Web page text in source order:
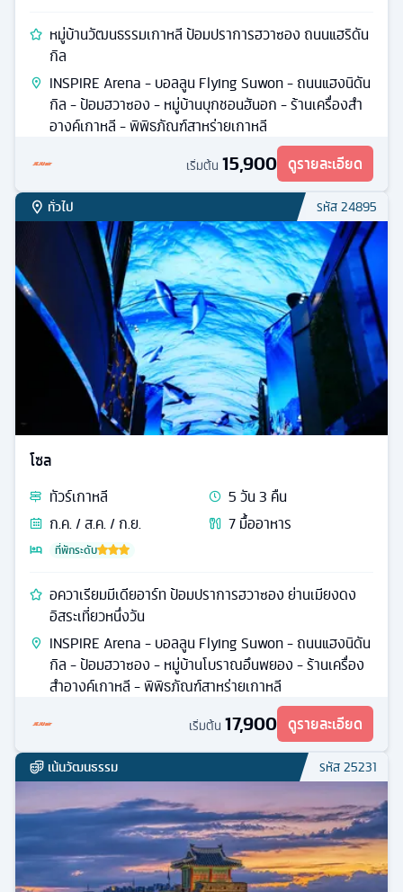
หมู่บ้านวัฒนธรรมเกาหลี ป้อมปราการฮวาซอง ถนนแฮริดัน
กิล
INSPIRE Arena - บอลลูน Flying Suwon - ถนนแฮงนิดัน
กิล - ป้อมฮวาซอง - หมู่บ้านบุกชอนฮันอก - ร้านเครื่องสำ
อางค์เกาหลี - พิพิธภัณฑ์สาหร่ายเกาหลี
เริ่มต้น 15,900 ดูรายละเอียด
ทั่วไป รหัส24895
โซล
ทัวร์เกาหลี 5วัน3 คืน
ก.ค. / ส.ค. / ก.ย.
7มื้ออาหาร
ที่พักระดับ
อควาเรียมมีเดียอาร์ท ป้อมปราการฮวาซอง ย่านเมียงดง
อิสระเที่ยวหนึ่งวัน
INSPIRE Arena - บอลลูน Flying Suwon - ถนนแฮงนิดัน
กิล - ป้อมฮวาซอง - หมู่บ้านโบราณอึนพยอง - ร้านเครื่อง
สำอางค์เกาหลี - พิพิธภัณฑ์สาหร่ายเกาหลี
เริ่มต้น 17,900 ดูรายละเอียด
เน้นวัฒนธรรม รหัส25231